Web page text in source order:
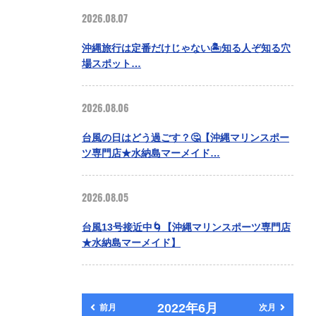
2026.08.07
沖縄旅行は定番だけじゃない🏝️知る人ぞ知る穴
場スポット…
2026.08.06
台風の日はどう過ごす？🤔【沖縄マリンスポー
ツ専門店★水納島マーメイド…
2026.08.05
台風13号接近中🌀【沖縄マリンスポーツ専門店
★水納島マーメイド】
前月 2022年6月 次月